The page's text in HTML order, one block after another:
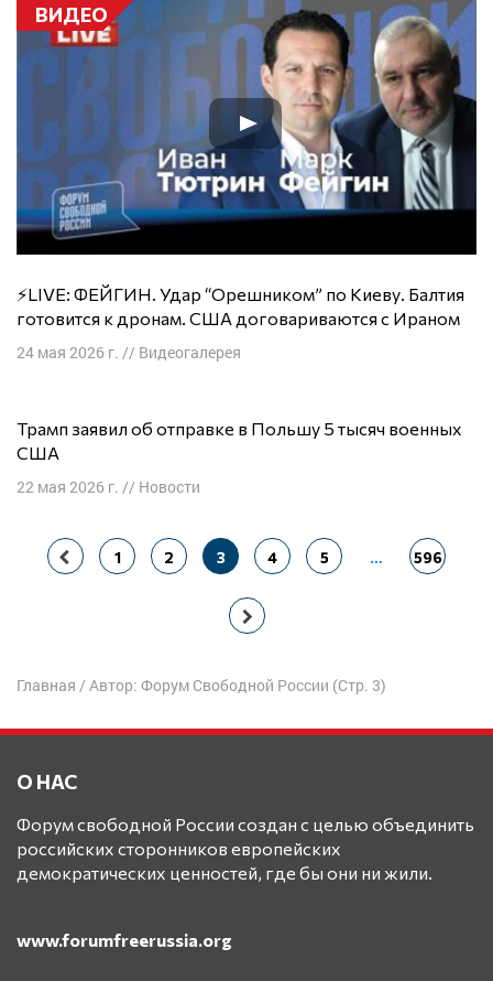
ВИДЕО
⚡️LIVE: ФЕЙГИН. Удар “Орешником” по Киеву. Балтия
готовится к дронам. США договариваются с Ираном
24 мая 2026 г. // Видеогалерея
Трамп заявил об отправке в Польшу 5 тысяч военных
США
22 мая 2026 г. // Новости
Навигация
1 2 3 4 5 … 596
Главная / Автор: Форум Свободной России (Стр. 3)
О НАС
Форум свободной России создан с целью объединить
российских сторонников европейских
демократических ценностей, где бы они ни жили.
www.forumfreerussia.org